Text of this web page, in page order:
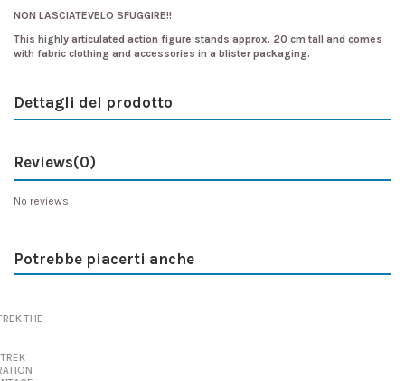
NON LASCIATEVELO SFUGGIRE!!
This highly articulated action figure stands approx. 20 cm tall and comes
with fabric clothing and accessories in a blister packaging.
Dettagli del prodotto
Reviews(0)
No reviews
Potrebbe piacerti anche